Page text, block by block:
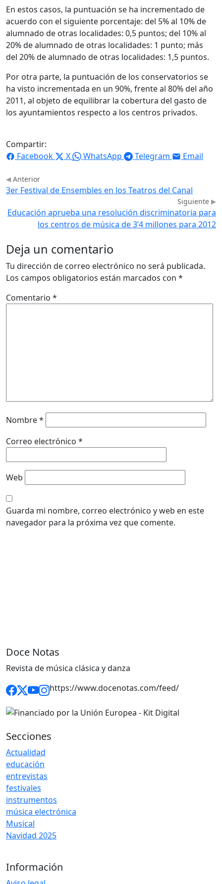
En estos casos, la puntuación se ha incrementado de
acuerdo con el siguiente porcentaje: del 5% al 10% de
alumnado de otras localidades: 0,5 puntos; del 10% al
20% de alumnado de otras localidades: 1 punto; más
del 20% de alumnado de otras localidades: 1,5 puntos.
Por otra parte, la puntuación de los conservatorios se
ha visto incrementada en un 90%, frente al 80% del año
2011, al objeto de equilibrar la cobertura del gasto de
los ayuntamientos respecto a los centros privados.
Compartir:
Facebook
X WhatsApp Telegram Email
Anterior
3er Festival de Ensembles en los Teatros del Canal
Siguiente
Educación aprueba una resolución discriminatoria para
los centros de música de 3’4 millones para 2012
Deja un comentario
Tu dirección de correo electrónico no será publicada.
Los campos obligatorios están marcados con *
Comentario *
Nombre*
Correo electrónico *
Web
Guarda mi nombre, correo electrónico y web en este
navegador para la próxima vez que comente.
Doce Notas
Revista de música clásica y danza
https://www.docenotas.com/feed/
Secciones
Actualidad
educación
entrevistas
festivales
instrumentos
música electrónica
Musical
Navidad 2025
Información